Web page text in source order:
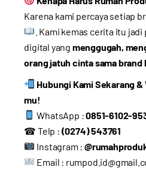
Karena kami percaya setiap
. Kami kemas cerita itu
digital yang menggugah,
orang jatuh cinta sama brand
Hubungi Kami Sekarang
mu!
WhatsApp :0851-6102-
☎ Telp : (0274) 543761
Instagram :
Email :